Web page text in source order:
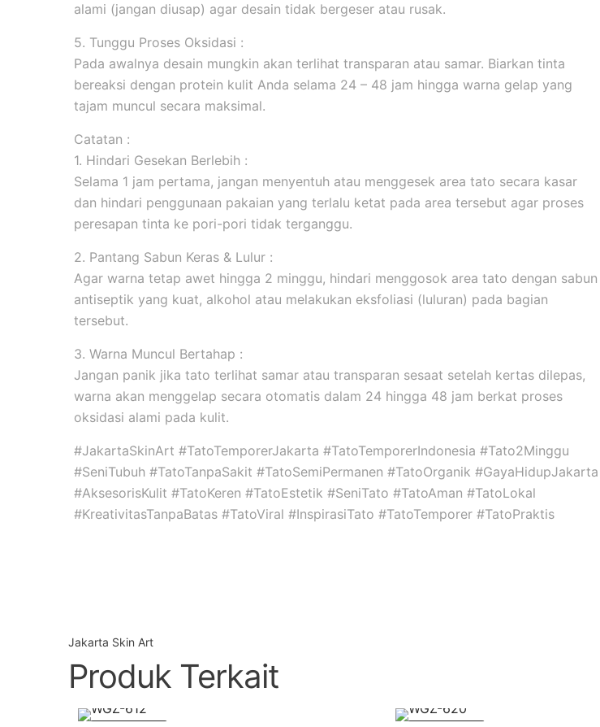
alami (jangan diusap) agar desain tidak bergeser atau rusak.
5. Tunggu Proses Oksidasi :
Pada awalnya desain mungkin akan terlihat transparan atau samar. Biarkan tinta
bereaksi dengan protein kulit Anda selama 24 – 48 jam hingga warna gelap yang
tajam muncul secara maksimal.
Catatan :
1. Hindari Gesekan Berlebih :
Selama 1 jam pertama, jangan menyentuh atau menggesek area tato secara kasar
dan hindari penggunaan pakaian yang terlalu ketat pada area tersebut agar proses
peresapan tinta ke pori-pori tidak terganggu.
2. Pantang Sabun Keras & Lulur :
Agar warna tetap awet hingga 2 minggu, hindari menggosok area tato dengan sabun
antiseptik yang kuat, alkohol atau melakukan eksfoliasi (luluran) pada bagian
tersebut.
3. Warna Muncul Bertahap :
Jangan panik jika tato terlihat samar atau transparan sesaat setelah kertas dilepas,
warna akan menggelap secara otomatis dalam 24 hingga 48 jam berkat proses
oksidasi alami pada kulit.
#JakartaSkinArt #TatoTemporerJakarta #TatoTemporerIndonesia #Tato2Minggu
#SeniTubuh #TatoTanpaSakit #TatoSemiPermanen #TatoOrganik #GayaHidupJakarta
#AksesorisKulit #TatoKeren #TatoEstetik #SeniTato #TatoAman #TatoLokal
#KreativitasTanpaBatas #TatoViral #InspirasiTato #TatoTemporer #TatoPraktis
Jakarta Skin Art
Produk Terkait